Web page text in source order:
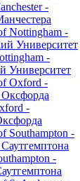
-
-
Университет
-
-